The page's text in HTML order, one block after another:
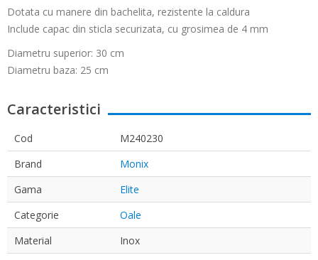
Dotata cu manere din bachelita, rezistente la caldura
Include capac din sticla securizata, cu grosimea de 4 mm
Diametru superior: 30 cm
Diametru baza: 25 cm
Caracteristici
Cod
M240230
Brand
Monix
Gama
Elite
Categorie
Oale
Material
Inox